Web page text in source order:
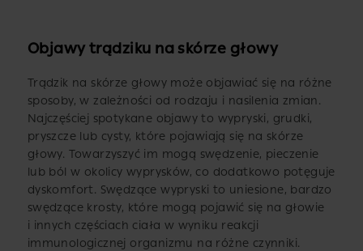
Objawy trądziku na skórze głowy
Trądzik na skórze głowy może objawiać się na różne
sposoby, w zależności od rodzaju i nasilenia zmian.
Najczęściej spotykane objawy to wypryski, grudki,
pryszcze lub cysty, które pojawiają się na skórze
głowy. Towarzyszyć im mogą swędzenie, pieczenie
lub ból w okolicy wyprysków, co dodatkowo potęguje
dyskomfort. Swędzące wypryski to uniesione, bardzo
swędzące krosty, które mogą pojawić się na głowie
i innych częściach ciała w wyniku reakcji
immunologicznej organizmu na różne czynniki.